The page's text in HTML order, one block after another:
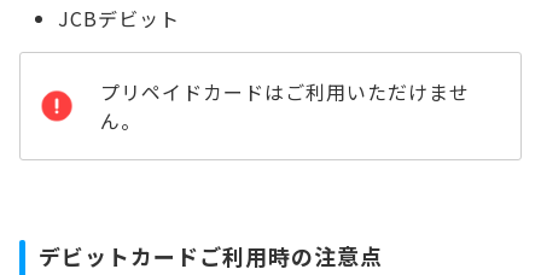
JCBデビット
プリペイドカードはご利用いただけませ
ん。
デビットカードご利用時の注意点